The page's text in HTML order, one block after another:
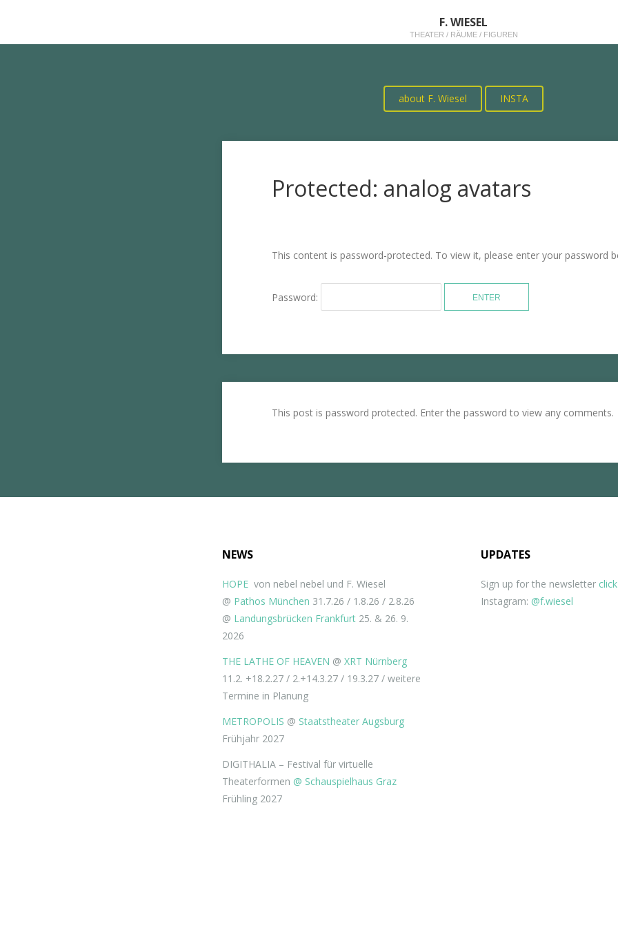
F. WIESEL
THEATER / RÄUME / FIGUREN
about F. Wiesel INSTA
Protected: analog avatars
This content is password-protected. To view it, please enter your password
Password:
This post is password protected. Enter the password to view any comments.
NEWS
HOPE von nebel nebel und F. Wiesel
@ Pathos München 31.7.26 / 1.8.26 / 2.8.26
@ Landungsbrücken Frankfurt 25. & 26. 9.
2026
THE LATHE OF HEAVEN @ XRT Nürnberg
11.2. +18.2.27 / 2.+14.3.27 / 19.3.27 / weitere
Termine in Planung
METROPOLIS @ Staatstheater Augsburg
Frühjahr 2027
DIGITHALIA – Festival für virtuelle
Theaterformen @ Schauspielhaus Graz
Frühling 2027
UPDATES
Sign up for the newsletter
Instagram: @f.wiesel